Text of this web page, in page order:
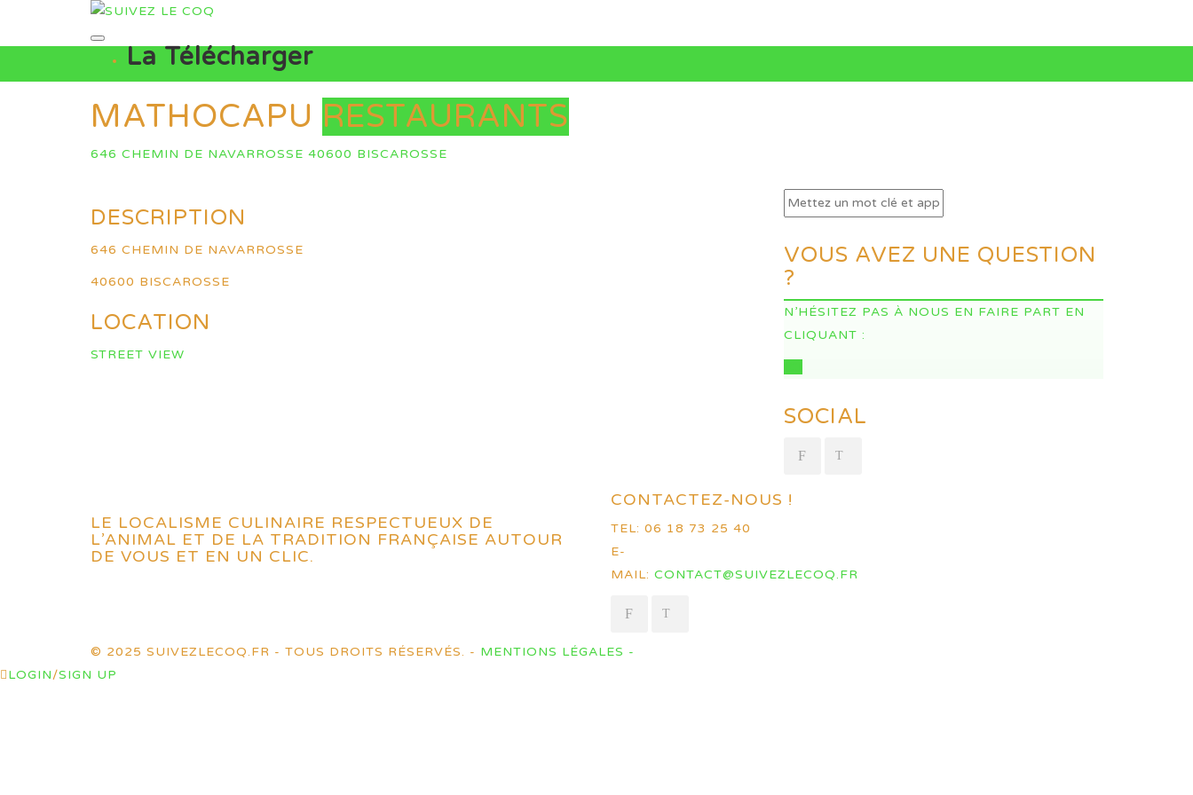
La Télécharger
MATHOCAPU RESTAURANTS
646 CHEMIN DE NAVARROSSE 40600 BISCAROSSE
DESCRIPTION
646 CHEMIN DE NAVARROSSE
40600 BISCAROSSE
LOCATION
STREET VIEW
VOUS AVEZ UNE QUESTION
?
N’HÉSITEZ PAS À NOUS EN FAIRE PART EN
CLIQUANT :
SOCIAL
LE LOCALISME CULINAIRE RESPECTUEUX DE
L’ANIMAL ET DE LA TRADITION FRANÇAISE AUTOUR
DE VOUS ET EN UN CLIC.
CONTACTEZ-NOUS !
TEL: 06 18 73 25 40
E-
MAIL: CONTACT@SUIVEZLECOQ.FR
© 2025 SUIVEZLECOQ.FR - TOUS DROITS RÉSERVÉS. - MENTIONS LÉGALES -
LOGIN/SIGN UP